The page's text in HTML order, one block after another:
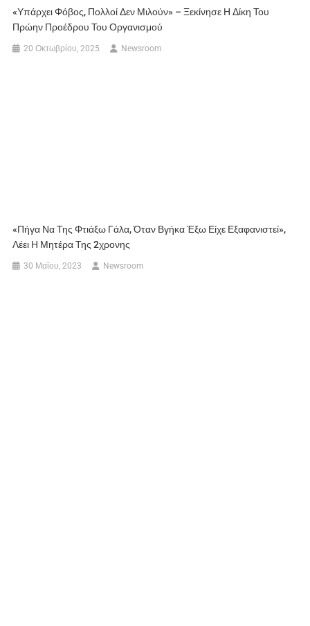
«Υπάρχει Φόβος, Πολλοί Δεν Μιλούν» – Ξεκίνησε Η Δίκη Του
Πρώην Προέδρου Του Οργανισμού
20 Οκτωβρίου, 2025 Newsroom
«Πήγα Να Της Φτιάξω Γάλα, Όταν Βγήκα Έξω Είχε Εξαφανιστεί»,
Λέει Η Μητέρα Της 2χρονης
30 Μαΐου, 2023 Newsroom